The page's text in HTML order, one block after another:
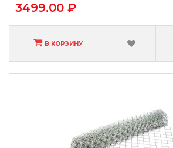
3499.00 ₽
В КОРЗИНУ